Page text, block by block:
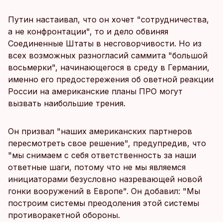
Путин настаивал, что он хочет "сотрудничества,
а не конфронтации", то и дело обвиняя
Соединенные Штаты в несговорчивости. Но из
всех возможных разногласий саммита "большой
восьмерки", начинающегося в среду в Германии,
именно его предостережения об оветной реакции
России на американские планы ПРО могут
вызвать наибольшие трения.
Он призвал "наших американских партнеров
пересмотреть свое решение", предупредив, что
"мы снимаем с себя ответственность за наши
ответные шаги, потому что не мы являемся
инициаторами безусловно назревающей новой
гонки вооружений в Европе". Он добавил: "Мы
построим системы преодоления этой системы
противоракетной обороны.